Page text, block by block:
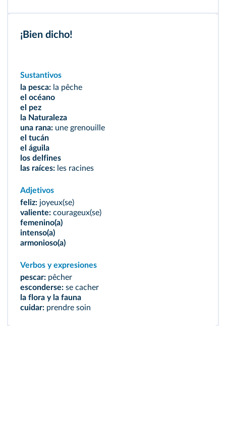
¡Bien dicho!
Sustantivos
la pesca: la pêche
el océano
el pez
la Naturaleza
una rana: une grenouille
el tucán
el águila
los delfines
las raíces: les racines
Adjetivos
feliz: joyeux(se)
valiente: courageux(se)
femenino(a)
intenso(a)
armonioso(a)
Verbos y expresiones
pescar: pêcher
esconderse: se cacher
la flora y la fauna
cuidar: prendre soin